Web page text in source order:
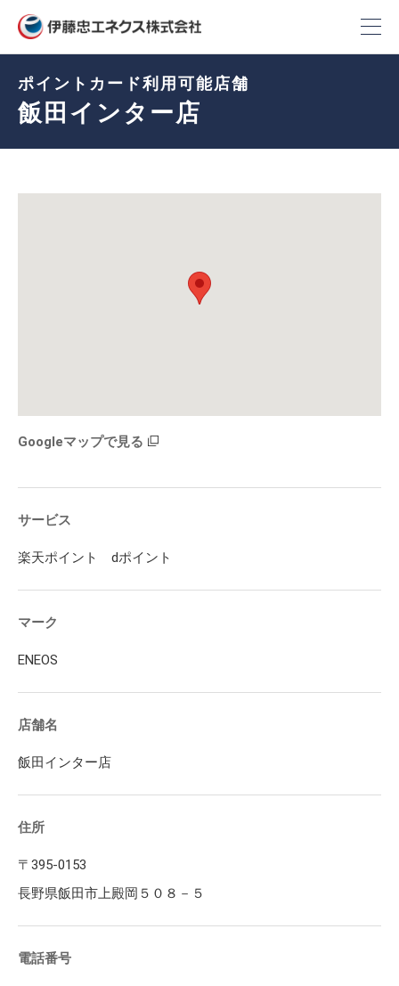
ポイントカード利用可能店舗
飯田インター店
Googleマップで見る
サービス
楽天ポイント dポイント
マーク
ENEOS
店舗名
飯田インター店
住所
〒395-0153
長野県飯田市上殿岡５０８－５
電話番号